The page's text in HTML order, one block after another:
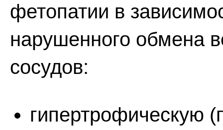
фетопатии в
нарушенного обмена
сосудов:
гипертрофическую